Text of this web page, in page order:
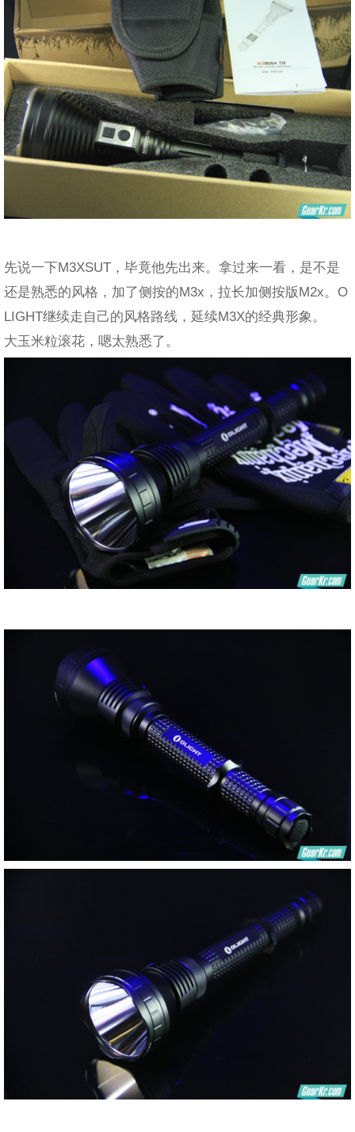
先说一下M3XSUT，毕竟他先出来。拿过来一看，是不是
还是熟悉的风格，加了侧按的M3x，拉长加侧按版M2x。O
LIGHT继续走自己的风格路线，延续M3X的经典形象。
大玉米粒滚花，嗯太熟悉了。